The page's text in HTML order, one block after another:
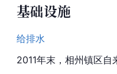
基础设施
给排水
2011年末，相州镇区